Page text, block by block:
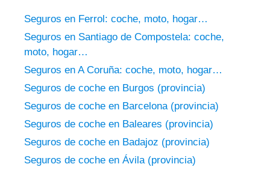
Seguros en Ferrol: coche, moto, hogar…
Seguros en Santiago de Compostela: coche,
moto, hogar…
Seguros en A Coruña: coche, moto, hogar…
Seguros de coche en Burgos (provincia)
Seguros de coche en Barcelona (provincia)
Seguros de coche en Baleares (provincia)
Seguros de coche en Badajoz (provincia)
Seguros de coche en Ávila (provincia)